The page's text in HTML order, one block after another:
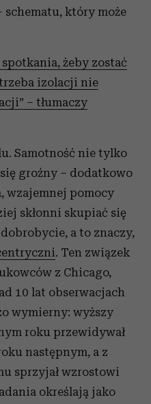
schematu, który może
spotkania, żeby zostać
izolacji nie
– tłumaczy
Samotność nie tylko
groźny – dodatkowo
wzajemnej pomocy
skłonni skupiać się
a to znaczy,
. Ten związek
z Chicago,
10 lat obserwacjach
wymierny: wyższy
roku przewidywał
następnym, a z
sprzyjał wzrostowi
określają jako